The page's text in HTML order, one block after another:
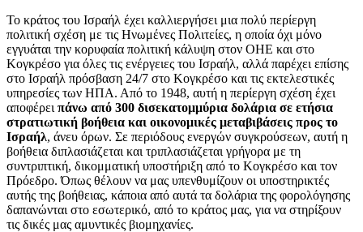
Το κράτος του Ισραήλ έχει καλλιεργήσει μια πολύ περίεργη
πολιτική σχέση με τις Ηνωμένες Πολιτείες, η οποία όχι μόνο
εγγυάται την κορυφαία πολιτική κάλυψη στον ΟΗΕ και στο
Κογκρέσο για όλες τις ενέργειες του Ισραήλ, αλλά παρέχει επίσης
στο Ισραήλ πρόσβαση 24/7 στο Κογκρέσο και τις εκτελεστικές
υπηρεσίες των ΗΠΑ. Από το 1948, αυτή η περίεργη σχέση έχει
αποφέρει πάνω από 300 δισεκατομμύρια δολάρια σε ετήσια
στρατιωτική βοήθεια και οικονομικές μεταβιβάσεις προς το
Ισραήλ, άνευ όρων. Σε περιόδους ενεργών συγκρούσεων, αυτή η
βοήθεια διπλασιάζεται και τριπλασιάζεται γρήγορα με τη
συντριπτική, δικομματική υποστήριξη από το Κογκρέσο και τον
Πρόεδρο. Όπως θέλουν να μας υπενθυμίζουν οι υποστηρικτές
αυτής της βοήθειας, κάποια από αυτά τα δολάρια της φορολόγησης
δαπανώνται στο εσωτερικό, από το κράτος μας, για να στηρίξουν
τις δικές μας αμυντικές βιομηχανίες.